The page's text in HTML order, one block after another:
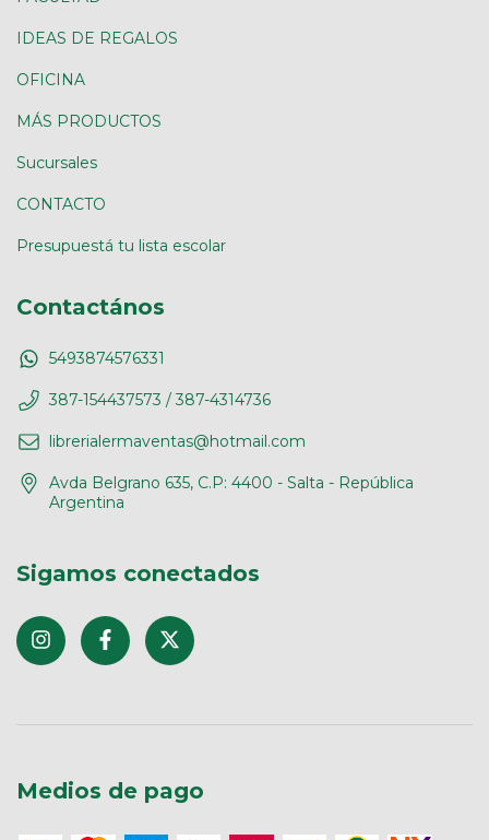
IDEAS DE REGALOS
OFICINA
MÁS PRODUCTOS
Sucursales
CONTACTO
Presupuestá tu lista escolar
Contactános
5493874576331
387-154437573 / 387-4314736
librerialermaventas@hotmail.com
Avda Belgrano 635, C.P: 4400 - Salta - República
Argentina
Sigamos conectados
Medios de pago